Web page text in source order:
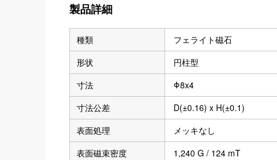
製品詳細
種類
フェライト磁石
形状
円柱型
寸法
Φ8x4
寸法公差
D(±0.16) x H(±0.1)
表面処理
メッキなし
表面磁束密度
1,240 G / 124 mT